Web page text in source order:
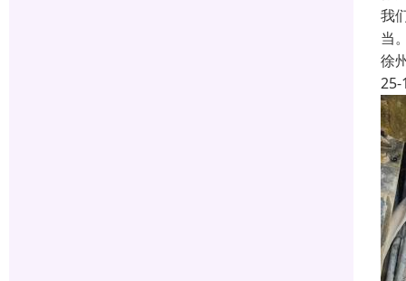
我
当
徐
25-